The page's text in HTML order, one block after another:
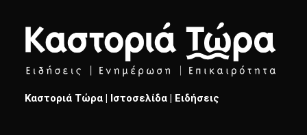
Καστοριά Τώρα | Ιστοσελίδα | Ειδήσεις